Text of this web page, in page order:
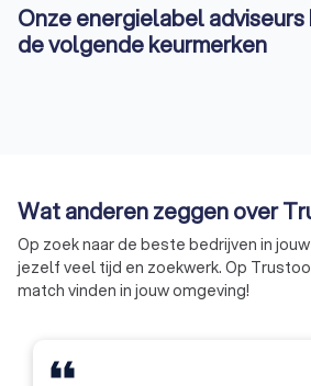
Onze energielabel
de volgende keurmerken
Wat anderen zeggen over
Op zoek naar de beste bedrijven in
jezelf veel tijd en zoekwerk. Op
match vinden in jouw omgeving!